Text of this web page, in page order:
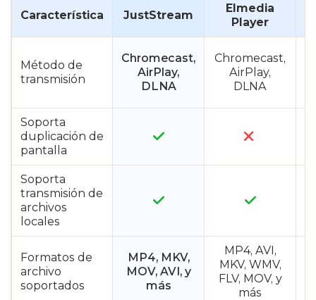
Característica JustStream
Elmedia
Player
Método de
transmisión
Chromecast,
AirPlay,
DLNA
Chromecast,
AirPlay,
DLNA
Soporta
duplicación de
pantalla
Soporta
transmisión de
archivos
locales
Formatos de
archivo
soportados
MP4, MKV,
MOV, AVI, y
más
MP4, AVI,
MKV, WMV,
FLV, MOV, y
más